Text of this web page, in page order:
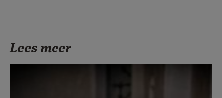
Lees meer